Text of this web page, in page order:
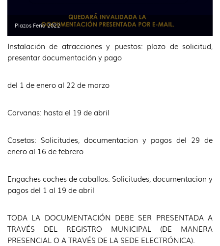
Plazos Feria 2022
Instalación de atracciones y puestos: plazo de solicitud,
presentar documentación y pago
del 1 de enero al 22 de marzo
Carvanas: hasta el 19 de abril
Casetas: Solicitudes, documentacion y pagos del 29 de
enero al 16 de febrero
Engaches coches de caballos: Solicitudes, documentacion y
pagos del 1 al 19 de abril
TODA LA DOCUMENTACIÓN DEBE SER PRESENTADA A
TRAVÉS DEL REGISTRO MUNICIPAL (DE MANERA
PRESENCIAL O A TRAVÉS DE LA SEDE ELECTRÓNICA).